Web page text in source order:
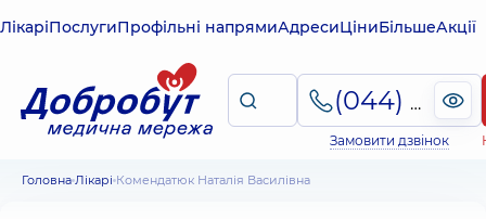
ЛікаріПослугиПрофільні напрямиАдресиЦіниБільшеАкції
(044) 495-2-888
Замовити дзвінок
Головна Лікарі Комендатюк Наталія Василівна